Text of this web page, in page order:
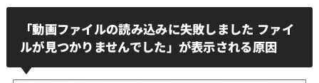
「動画ファイルの読み込みに失敗しました ファイ
ルが見つかりませんでした」が表示される原因